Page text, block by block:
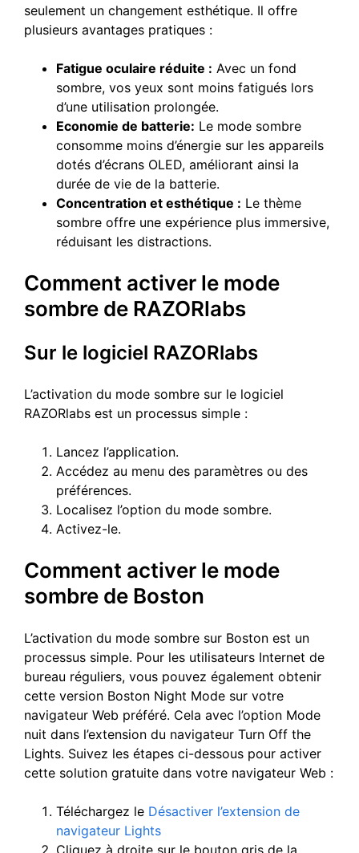
seulement un changement esthétique. Il offre
plusieurs avantages pratiques :
Fatigue oculaire réduite : Avec un fond
sombre, vos yeux sont moins fatigués lors
d’une utilisation prolongée.
Economie de batterie: Le mode sombre
consomme moins d’énergie sur les appareils
dotés d’écrans OLED, améliorant ainsi la
durée de vie de la batterie.
Concentration et esthétique : Le thème
sombre offre une expérience plus immersive,
réduisant les distractions.
Comment activer le mode
sombre de RAZORlabs
Sur le logiciel RAZORlabs
L’activation du mode sombre sur le logiciel
RAZORlabs est un processus simple :
Lancez l’application.
Accédez au menu des paramètres ou des
préférences.
Localisez l’option du mode sombre.
Activez-le.
Comment activer le mode
sombre de Boston
L’activation du mode sombre sur Boston est un
processus simple. Pour les utilisateurs Internet de
bureau réguliers, vous pouvez également obtenir
cette version Boston Night Mode sur votre
navigateur Web préféré. Cela avec l’option Mode
nuit dans l’extension du navigateur Turn Off the
Lights. Suivez les étapes ci-dessous pour activer
cette solution gratuite dans votre navigateur Web :
Téléchargez le Désactiver l’extension de
navigateur Lights
Cliquez à droite sur le bouton gris de la